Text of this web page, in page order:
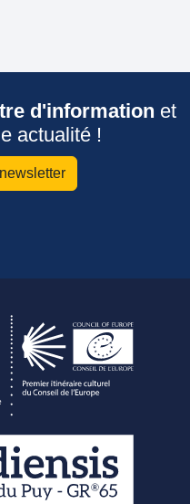
d'information et
actualité !